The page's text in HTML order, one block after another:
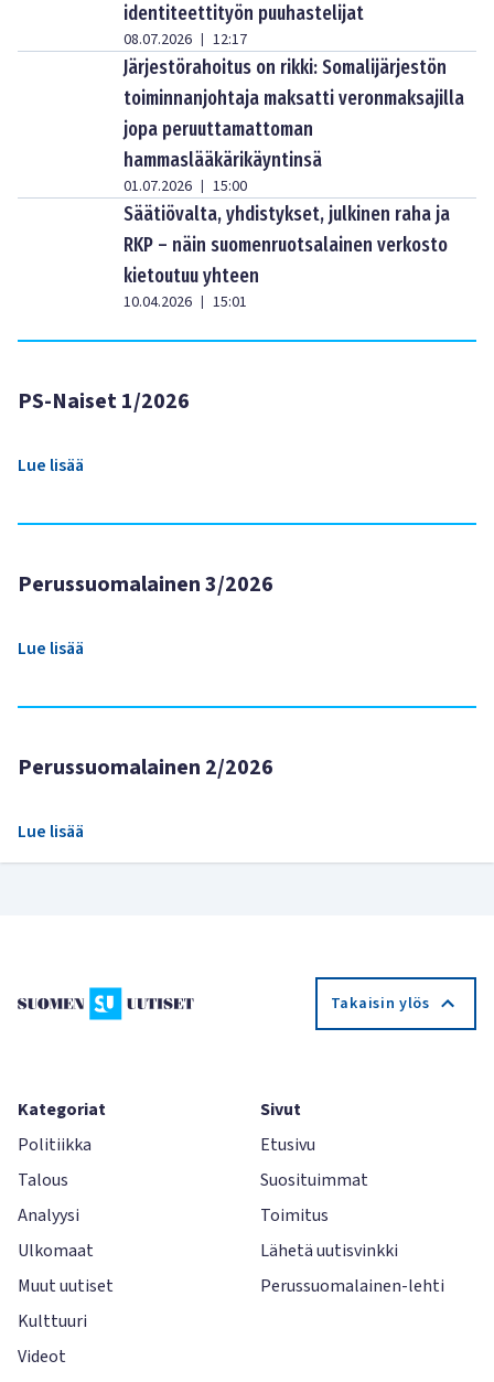
identiteettityön puuhastelijat
08.07.2026 | 12:17
Järjestörahoitus on rikki: Somalijärjestön
toiminnanjohtaja maksatti veronmaksajilla
jopa peruuttamattoman
hammaslääkärikäyntinsä
01.07.2026 | 15:00
Säätiövalta, yhdistykset, julkinen raha ja
RKP – näin suomenruotsalainen verkosto
kietoutuu yhteen
10.04.2026 | 15:01
PS-Naiset 1/2026
Lue lisää
Perussuomalainen 3/2026
Lue lisää
Perussuomalainen 2/2026
Lue lisää
Takaisin ylös
Kategoriat
Politiikka
Talous
Analyysi
Ulkomaat
Muut uutiset
Kulttuuri
Videot
Sivut
Etusivu
Suosituimmat
Toimitus
Lähetä uutisvinkki
Perussuomalainen-lehti